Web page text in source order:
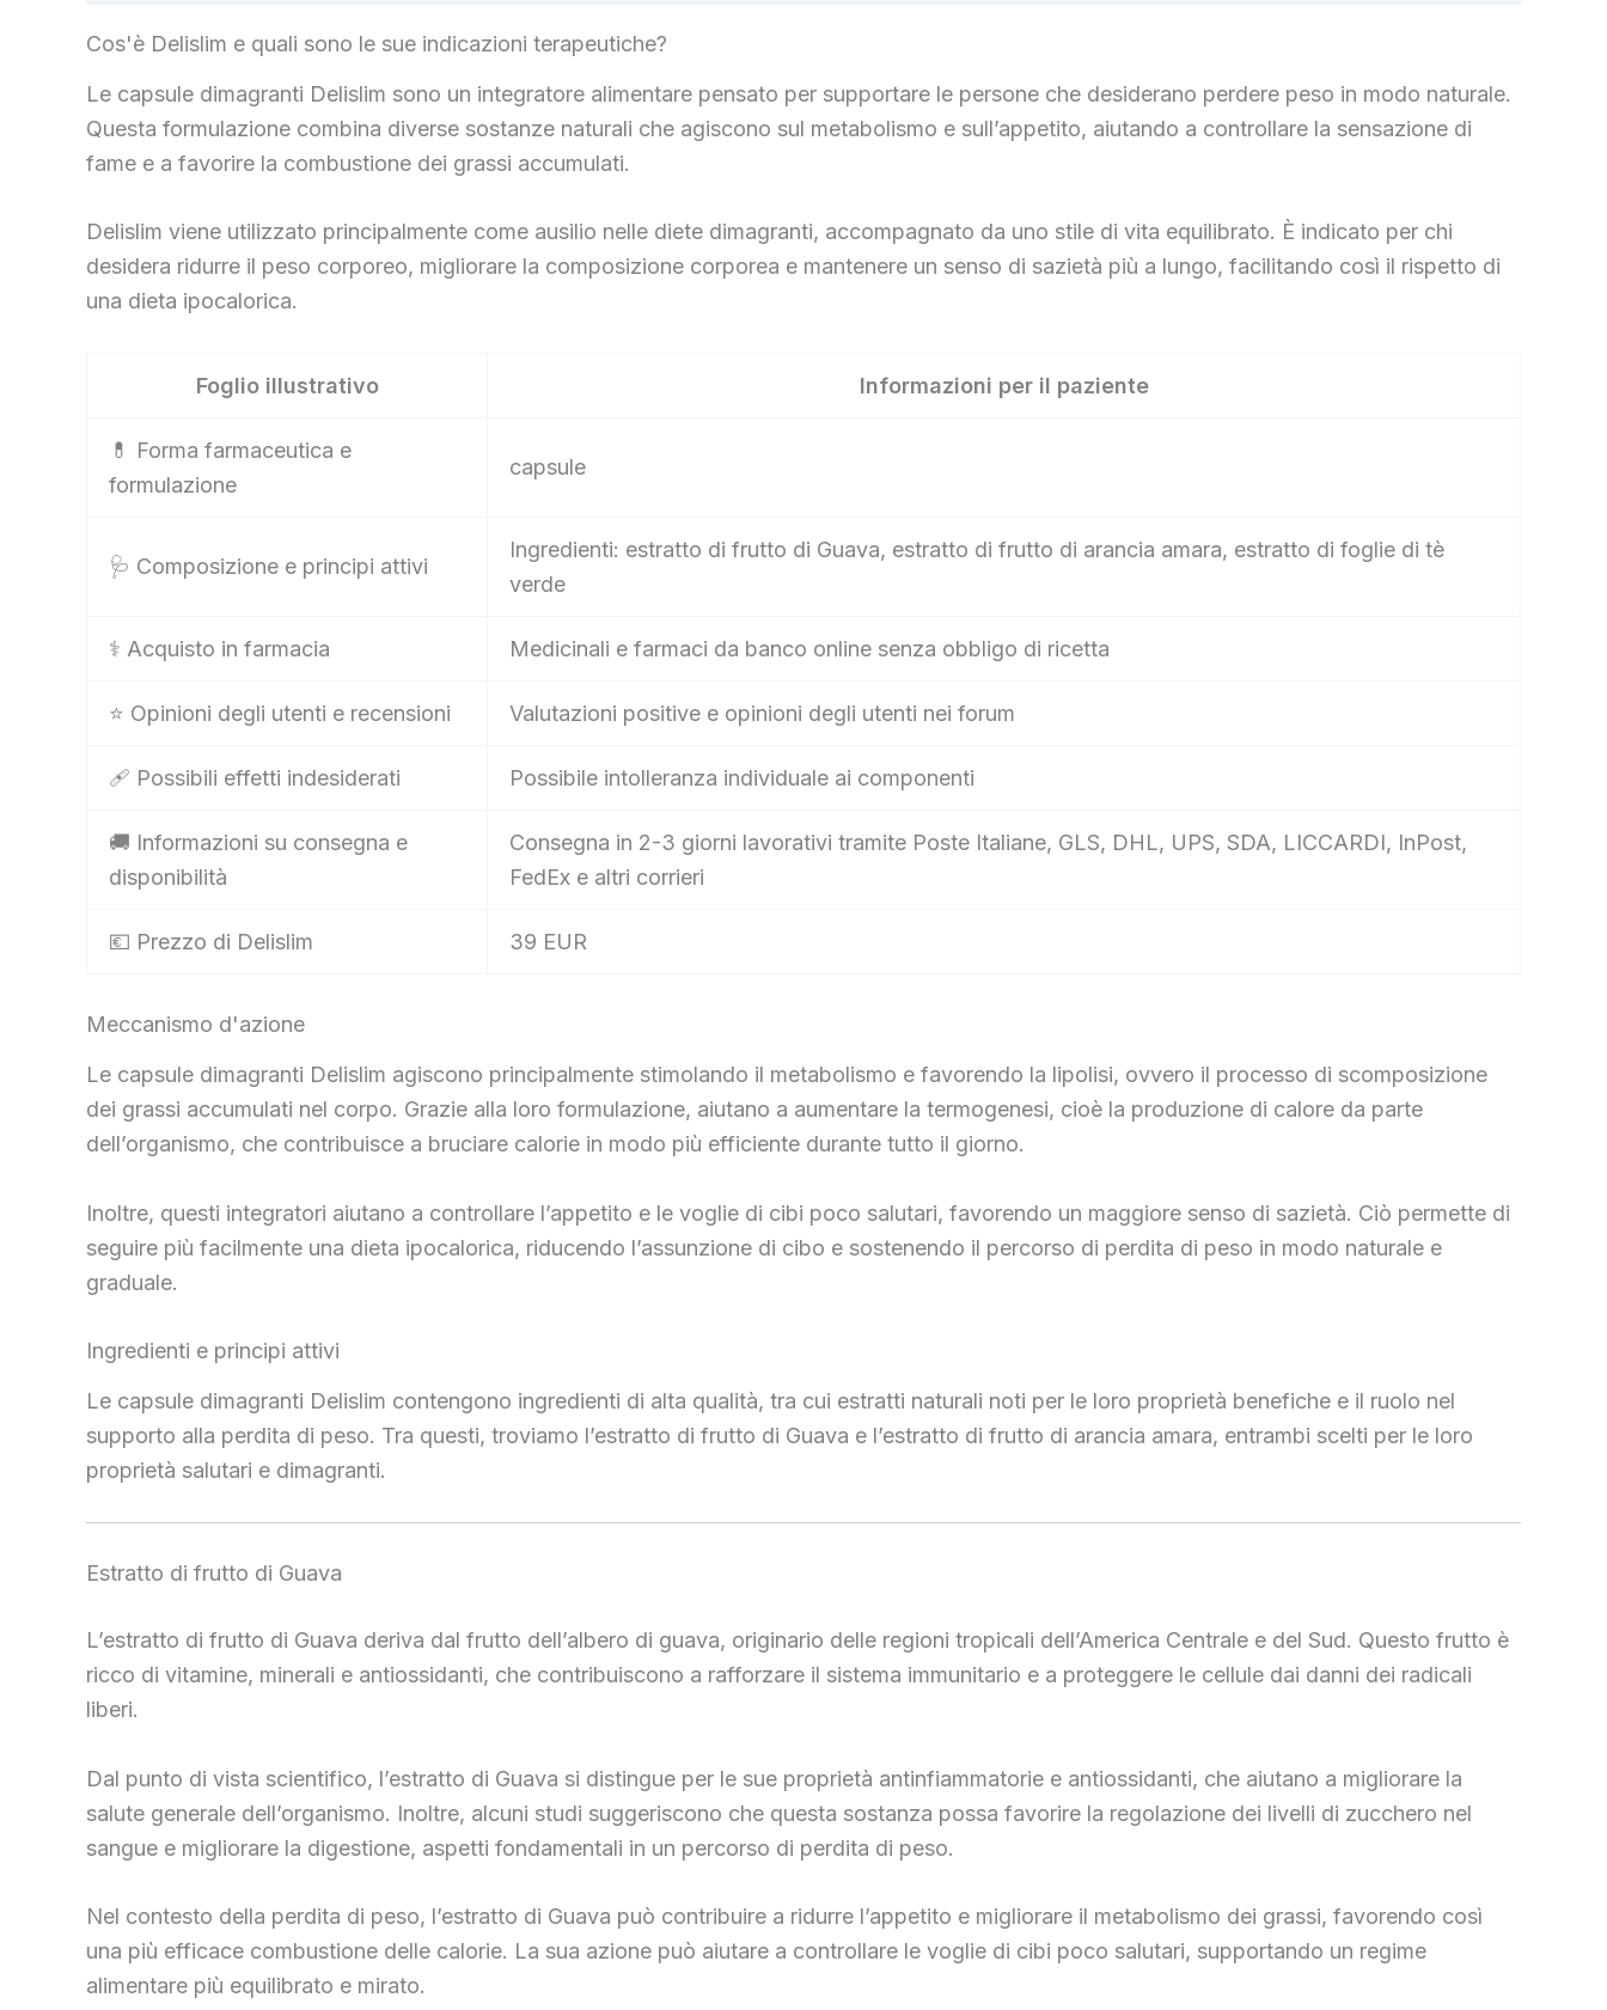
Cos'è Delislim e quali sono le sue indicazioni terapeutiche?
Le capsule dimagranti Delislim sono un integratore alimentare pensato per supportare le persone che desiderano perdere peso in modo naturale.
Questa formulazione combina diverse sostanze naturali che agiscono sul metabolismo e sull’appetito, aiutando a controllare la sensazione di
fame e a favorire la combustione dei grassi accumulati.
Delislim viene utilizzato principalmente come ausilio nelle diete dimagranti, accompagnato da uno stile di vita equilibrato. È indicato per chi
desidera ridurre il peso corporeo, migliorare la composizione corporea e mantenere un senso di sazietà più a lungo, facilitando così il rispetto di
una dieta ipocalorica.
Foglio illustrativo Informazioni per il paziente
💊 Forma farmaceutica e
formulazione
capsule
🩺 Composizione e principi attivi
Ingredienti: estratto di frutto di Guava, estratto di frutto di arancia amara, estratto di foglie di tè
verde
⚕️ Acquisto in farmacia Medicinali e farmaci da banco online senza obbligo di ricetta
⭐ Opinioni degli utenti e recensioni Valutazioni positive e opinioni degli utenti nei forum
🩹 Possibili effetti indesiderati Possibile intolleranza individuale ai componenti
🚚 Informazioni su consegna e
disponibilità
Consegna in 2-3 giorni lavorativi tramite Poste Italiane, GLS, DHL, UPS, SDA, LICCARDI, InPost,
FedEx e altri corrieri
💶 Prezzo di Delislim 39 EUR
Meccanismo d'azione
Le capsule dimagranti Delislim agiscono principalmente stimolando il metabolismo e favorendo la lipolisi, ovvero il processo di scomposizione
dei grassi accumulati nel corpo. Grazie alla loro formulazione, aiutano a aumentare la termogenesi, cioè la produzione di calore da parte
dell’organismo, che contribuisce a bruciare calorie in modo più efficiente durante tutto il giorno.
Inoltre, questi integratori aiutano a controllare l’appetito e le voglie di cibi poco salutari, favorendo un maggiore senso di sazietà. Ciò permette di
seguire più facilmente una dieta ipocalorica, riducendo l’assunzione di cibo e sostenendo il percorso di perdita di peso in modo naturale e
graduale.
Ingredienti e principi attivi
Le capsule dimagranti Delislim contengono ingredienti di alta qualità, tra cui estratti naturali noti per le loro proprietà benefiche e il ruolo nel
supporto alla perdita di peso. Tra questi, troviamo l’estratto di frutto di Guava e l’estratto di frutto di arancia amara, entrambi scelti per le loro
proprietà salutari e dimagranti.
Estratto di frutto di Guava
L’estratto di frutto di Guava deriva dal frutto dell’albero di guava, originario delle regioni tropicali dell’America Centrale e del Sud. Questo frutto è
ricco di vitamine, minerali e antiossidanti, che contribuiscono a rafforzare il sistema immunitario e a proteggere le cellule dai danni dei radicali
liberi.
Dal punto di vista scientifico, l’estratto di Guava si distingue per le sue proprietà antinfiammatorie e antiossidanti, che aiutano a migliorare la
salute generale dell’organismo. Inoltre, alcuni studi suggeriscono che questa sostanza possa favorire la regolazione dei livelli di zucchero nel
sangue e migliorare la digestione, aspetti fondamentali in un percorso di perdita di peso.
Nel contesto della perdita di peso, l’estratto di Guava può contribuire a ridurre l’appetito e migliorare il metabolismo dei grassi, favorendo così
una più efficace combustione delle calorie. La sua azione può aiutare a controllare le voglie di cibi poco salutari, supportando un regime
alimentare più equilibrato e mirato.